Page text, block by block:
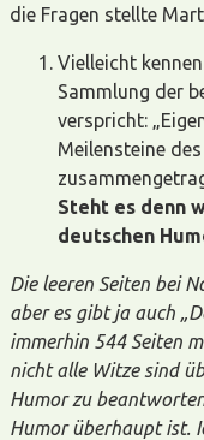
die Fragen stellte
Vielleicht
Sammlung der
verspricht:
Meilensteine
Steht es denn
deutschen
Die leeren Seiten bei
aber es gibt ja auch
immerhin 544 Seiten
nicht alle Witze sind
Humor zu
Humor überhaupt ist.